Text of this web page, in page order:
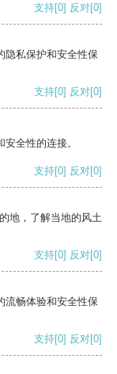
支持[0] 反对[0]
隐私保护和安全性保
支持[0] 反对[0]
全性的连接。
支持[0] 反对[0]
地，了解当地的风土
支持[0] 反对[0]
流畅体验和安全性保
支持[0] 反对[0]